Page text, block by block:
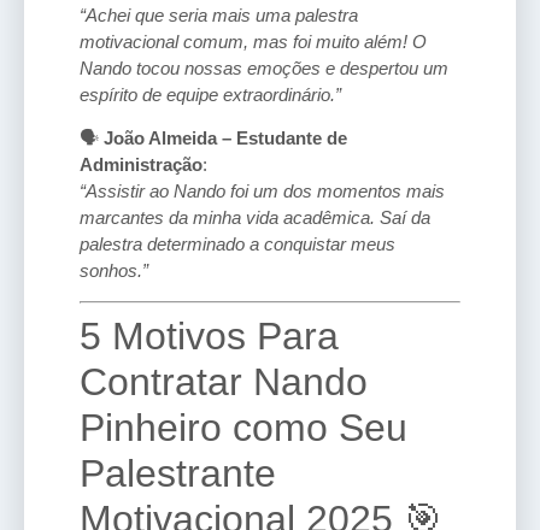
“Achei que seria mais uma palestra
motivacional comum, mas foi muito além! O
Nando tocou nossas emoções e despertou um
espírito de equipe extraordinário.”
🗣️ João Almeida – Estudante de
Administração:
“Assistir ao Nando foi um dos momentos mais
marcantes da minha vida acadêmica. Saí da
palestra determinado a conquistar meus
sonhos.”
5 Motivos Para
Contratar Nando
Pinheiro como Seu
Palestrante
Motivacional 2025 🎯